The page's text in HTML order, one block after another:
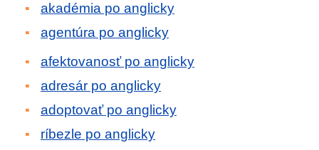
akadémia po anglicky
agentúra po anglicky
afektovanosť po anglicky
adresár po anglicky
adoptovať po anglicky
ríbezle po anglicky